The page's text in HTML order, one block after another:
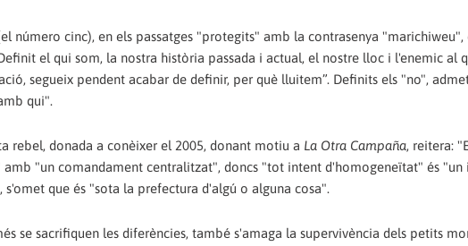
número cinc), en els passatges "protegits" amb la contrasenya
el qui som, la nostra història passada i actual, el nostre lloc i l'enemic al
segueix pendent acabar de definir, per què lluitem”. Definits els "no",
qui".
rebel, donada a conèixer el 2005, donant motiu a La Otra Campaña, reitera:
amb "un comandament centralitzat", doncs "tot intent d'homogeneïtat" és "un
que és "sota la prefectura d'algú o alguna cosa".
se sacrifiquen les diferències, també s'amaga la supervivència dels petits